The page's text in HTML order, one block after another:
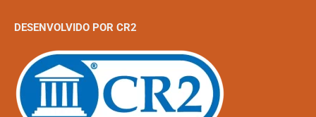
DESENVOLVIDO POR CR2